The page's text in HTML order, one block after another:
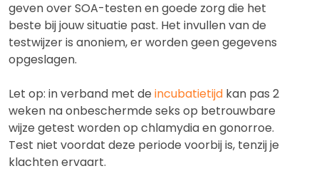
geven over SOA-testen en goede zorg die het
beste bij jouw situatie past. Het invullen van de
testwijzer is anoniem, er worden geen gegevens
opgeslagen.
Let op: in verband met de incubatietijd kan pas 2
weken na onbeschermde seks op betrouwbare
wijze getest worden op chlamydia en gonorroe.
Test niet voordat deze periode voorbij is, tenzij je
klachten ervaart.